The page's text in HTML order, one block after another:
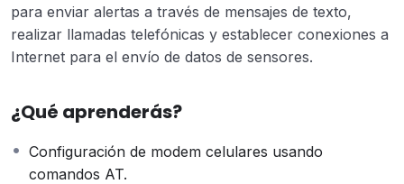
para enviar alertas a través de mensajes de texto,
realizar llamadas telefónicas y establecer conexiones a
Internet para el envío de datos de sensores.
¿Qué aprenderás?
Configuración de modem celulares usando
comandos AT.